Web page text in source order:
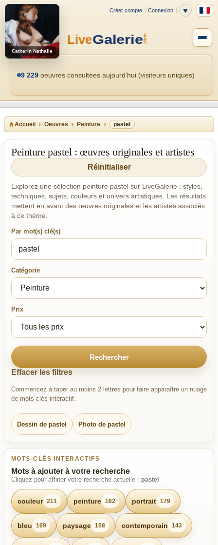
Catherin Nathalie
9 229 oeuvres consultées aujourd’hui (visiteurs uniques)
Accueil Oeuvres Peinture pastel
Peinture pastel : œuvres originales et artistes
Réinitialiser
Explorez une sélection peinture pastel sur LiveGalerie : styles,
techniques, sujets, couleurs et univers artistiques. Les résultats
mettent en avant des œuvres originales et les artistes associés
à ce thème.
Par mot(s) clé(s)
Catégorie
Prix
Rechercher
Effacer les filtres
Commencez à taper au moins 2 lettres pour faire apparaître un nuage
de mots-clés interactif.
Dessin de pastel Photo de pastel
MOTS-CLÉS INTERACTIFS
Mots à ajouter à votre recherche
Cliquez pour affiner votre recherche actuelle : pastel
couleur 211 peinture 182 portrait 179
bleu 169 paysage 158 contemporain 143